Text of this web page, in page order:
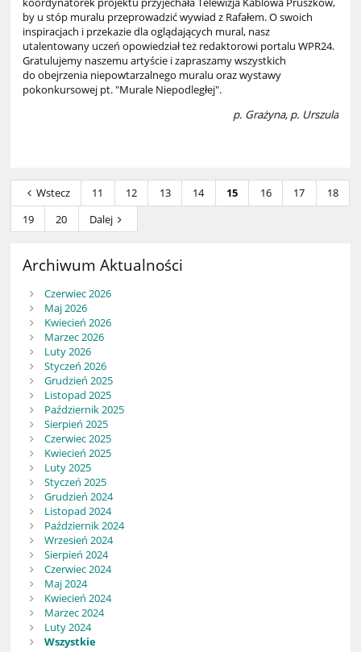
by u stóp muralu przeprowadzić wywiad z Rafałem. O swoich
inspiracjach i przekazie dla oglądających mural, nasz
utalentowany uczeń opowiedział też redaktorowi portalu WPR24.
Gratulujemy naszemu artyście i zapraszamy wszystkich
do obejrzenia niepowtarzalnego muralu oraz wystawy
pokonkursowej pt. "Murale Niepodległej".
p. Grażyna, p. Urszula
Wstecz 11 12 13 14 15 16 17
18
19
20 Dalej
Archiwum Aktualności
Czerwiec 2026
Maj 2026
Kwiecień 2026
Marzec 2026
Luty 2026
Styczeń 2026
Grudzień 2025
Listopad 2025
Październik 2025
Sierpień 2025
Czerwiec 2025
Kwiecień 2025
Luty 2025
Styczeń 2025
Grudzień 2024
Listopad 2024
Październik 2024
Wrzesień 2024
Sierpień 2024
Czerwiec 2024
Maj 2024
Kwiecień 2024
Marzec 2024
Luty 2024
Wszystkie